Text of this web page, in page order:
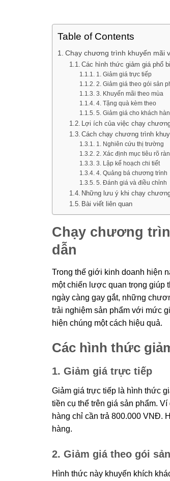
Table of Contents
Chạy chương trình khuyến mãi
Các hình thức giảm giá phổ
1. Giảm giá trực tiếp
2. Giảm giá theo gói sản
3. Khuyến mãi theo mùa
4. Tặng quà kèm theo
5. Giảm giá cho khách
Lợi ích của việc chạy
Cách chạy chương trình
1. Nghiên cứu thị trường
2. Xác định mục tiêu rõ
3. Lập kế hoạch chi tiết
4. Quảng bá chương trình
5. Đánh giá và điều chỉnh
Những lưu ý khi chạy
Bài viết liên quan
Chạy chương
dẫn
Trong thế giới kinh doanh hiện
một chiến lược quan trọng giúp
ngày càng gay gắt, những
trải nghiệm sản phẩm với mức
hiện chúng một cách hiệu quả.
Các hình thức
1. Giảm giá trực tiếp
Giảm giá trực tiếp là hình thức
tiền cụ thể trên giá sản phẩm.
hàng chỉ cần trả 800.000 VNĐ.
hàng.
2. Giảm giá theo gói
Hình thức này khuyến khích